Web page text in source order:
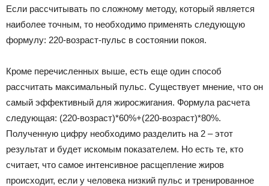
Если рассчитывать по сложному методу, который является
наиболее точным, то необходимо применять следующую
формулу: 220-возраст-пульс в состоянии покоя.
Кроме перечисленных выше, есть еще один способ
рассчитать максимальный пульс. Существует мнение, что он
самый эффективный для жиросжигания. Формула расчета
следующая: (220-возраст)*60%+(220-возраст)*80%.
Полученную цифру необходимо разделить на 2 – этот
результат и будет искомым показателем. Но есть те, кто
считает, что самое интенсивное расщепление жиров
происходит, если у человека низкий пульс и тренированное